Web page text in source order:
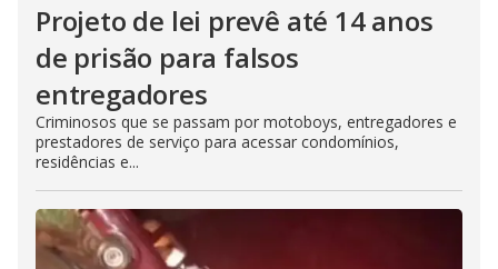
Projeto de lei prevê até 14 anos
de prisão para falsos
entregadores
Criminosos que se passam por motoboys, entregadores e
prestadores de serviço para acessar condomínios,
residências e...